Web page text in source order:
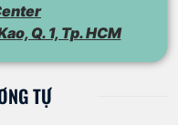
Q. 1, Tp. HCM
TỰ